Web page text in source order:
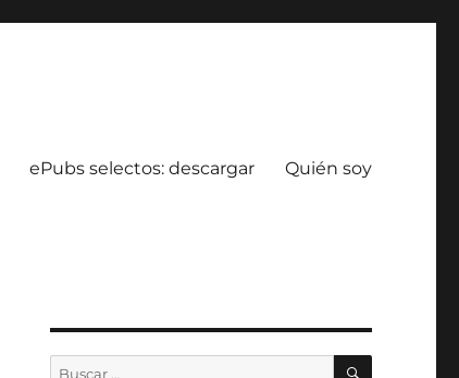
ePubs selectos: descargar Quién soy
Buscar
BUSCAR